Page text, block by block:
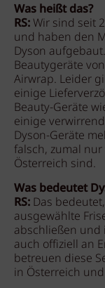
Was heißt das?
RS:Wir sind seit
und haben den
Dyson
Beautygeräte
Airwrap. Leider
einige
Beauty-Geräte
einige
Dyson-Geräte
falsch, zumal
Österreich sind.
Was bedeutet
RS: Das
ausgewählte
abschließen und
auch offiziell an
betreuen diese
in Österreich